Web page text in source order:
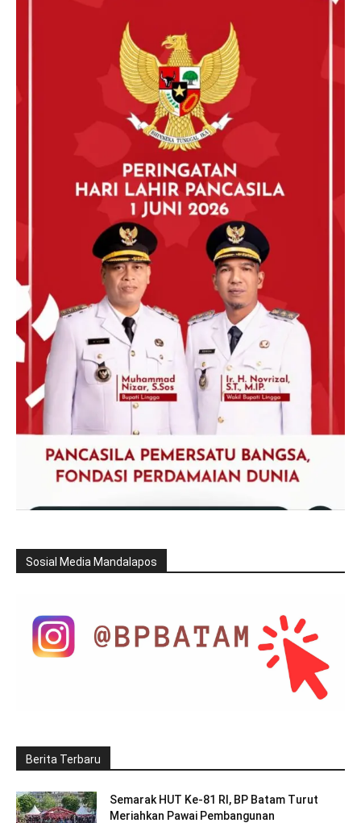
Sosial Media Mandalapos
Berita Terbaru
Semarak HUT Ke-81 RI, BP Batam Turut
Meriahkan Pawai Pembangunan